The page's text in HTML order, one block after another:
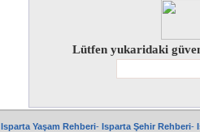
Lütfen yukaridaki
Isparta Yaşam Rehberi- Isparta Şehir Rehberi-